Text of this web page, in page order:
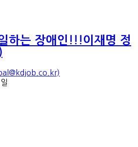
하는 장애인!!!이재명 정